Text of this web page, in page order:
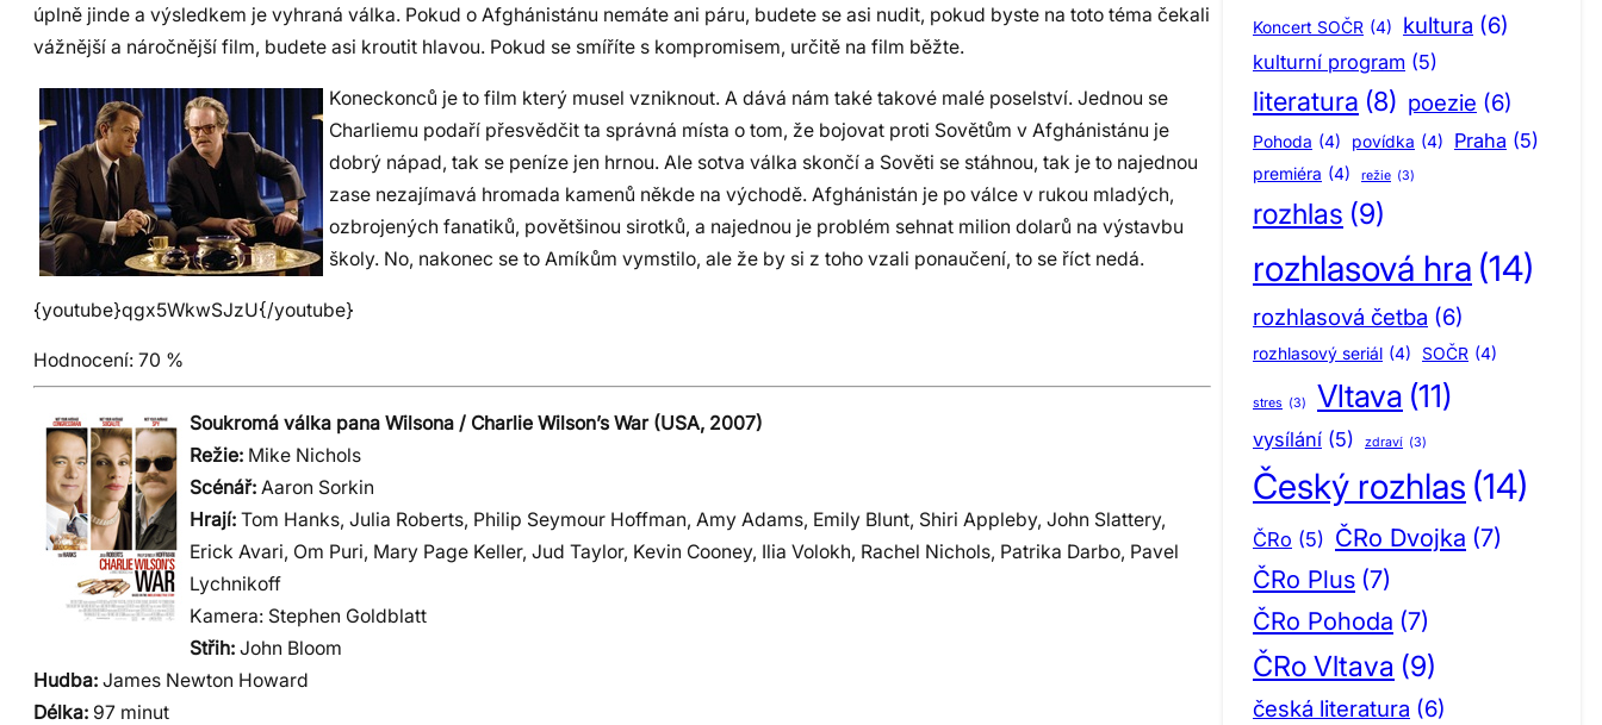
úplně jinde a výsledkem je vyhraná válka. Pokud o Afghánistánu nemáte ani páru, budete se asi nudit, pokud byste na toto téma čekali
vážnější a náročnější film, budete asi kroutit hlavou. Pokud se smíříte s kompromisem, určitě na film běžte.
Koneckonců je to film který musel vzniknout. A dává nám také takové malé poselství. Jednou se
Charliemu podaří přesvědčit ta správná místa o tom, že bojovat proti Sovětům v Afghánistánu je
dobrý nápad, tak se peníze jen hrnou. Ale sotva válka skončí a Sověti se stáhnou, tak je to najednou
zase nezajímavá hromada kamenů někde na východě. Afghánistán je po válce v rukou mladých,
ozbrojených fanatiků, povětšinou sirotků, a najednou je problém sehnat milion dolarů na výstavbu
školy. No, nakonec se to Amíkům vymstilo, ale že by si z toho vzali ponaučení, to se říct nedá.
{youtube}qgx5WkwSJzU{/youtube}
Hodnocení: 70 %
Soukromá válka pana Wilsona / Charlie Wilson’s War (USA, 2007)
Režie: Mike Nichols
Scénář: Aaron Sorkin
Hrají: Tom Hanks, Julia Roberts, Philip Seymour Hoffman, Amy Adams, Emily Blunt, Shiri Appleby, John Slattery,
Erick Avari, Om Puri, Mary Page Keller, Jud Taylor, Kevin Cooney, Ilia Volokh, Rachel Nichols, Patrika Darbo, Pavel
Lychnikoff
Kamera: Stephen Goldblatt
Střih: John Bloom
Hudba: James Newton Howard
Délka: 97 minut
Koncert SOČR (4) kultura (6)
kulturní program (5)
literatura (8) poezie (6)
Pohoda (4) povídka (4) Praha (5)
premiéra (4) režie (3)
rozhlas (9)
rozhlasová hra (14)
rozhlasová četba (6)
rozhlasový seriál (4) SOČR (4)
stres (3) Vltava (11)
vysílání (5) zdraví (3)
Český rozhlas (14)
ČRo (5) ČRo Dvojka (7)
ČRo Plus (7)
ČRo Pohoda (7)
ČRo Vltava (9)
česká literatura (6)